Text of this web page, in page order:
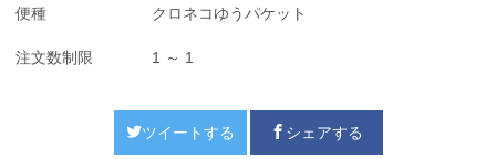
便種 クロネコゆうパケット
注文数制限 1 ～ 1
ツイートする シェアする